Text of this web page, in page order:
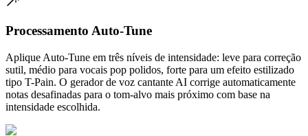
Processamento Auto-Tune
Aplique Auto-Tune em três níveis de intensidade: leve para correção
sutil, médio para vocais pop polidos, forte para um efeito estilizado
tipo T-Pain. O gerador de voz cantante AI corrige automaticamente
notas desafinadas para o tom-alvo mais próximo com base na
intensidade escolhida.